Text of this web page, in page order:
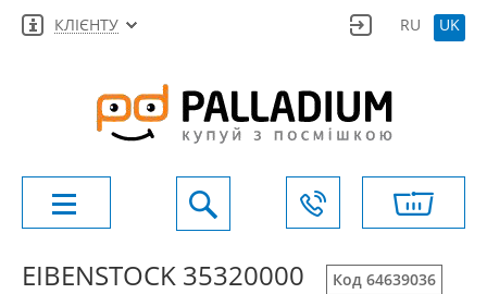
КЛІЄНТУ RU UK
EIBENSTOCK 35320000 Код 64639036